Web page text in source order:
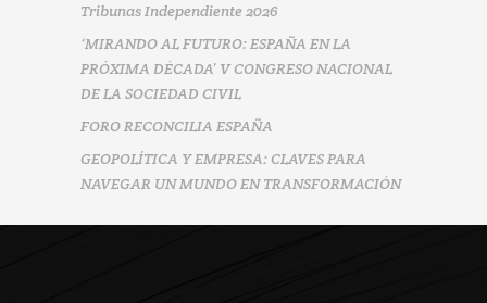
Tribunas Independiente 2026
‘MIRANDO AL FUTURO: ESPAÑA EN LA
PRÓXIMA DÉCADA’ V CONGRESO NACIONAL
DE LA SOCIEDAD CIVIL
FORO RECONCILIA ESPAÑA
GEOPOLÍTICA Y EMPRESA: CLAVES PARA
NAVEGAR UN MUNDO EN TRANSFORMACIÓN